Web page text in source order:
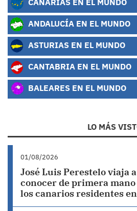
ANDALUCÍA EN EL MUNDO
ASTURIAS EN EL MUNDO
CANTABRIA EN EL MUNDO
BALEARES EN EL MUNDO
LO MÁS
01/08/2026
José Luis Perestelo viaja
conocer de primera
los canarios residentes